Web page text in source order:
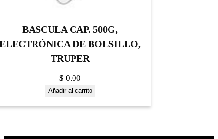
BASCULA CAP. 500G,
ELECTRÓNICA DE BOLSILLO,
TRUPER
$ 0.00
Añadir al carrito